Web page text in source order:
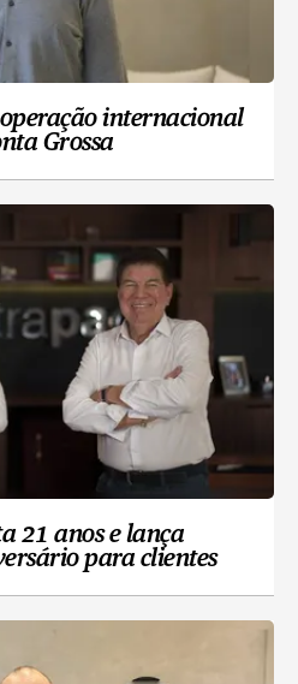
internacional
Grossa
21 anos e lança
para clientes